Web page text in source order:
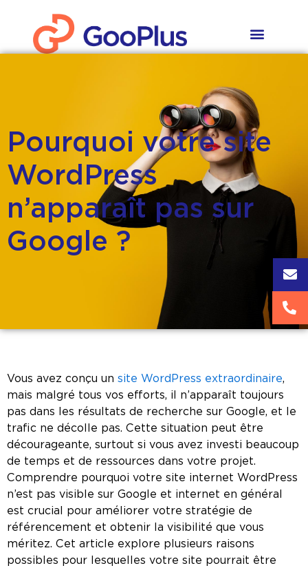
contenu
Pourquoi votre site
WordPress
n’apparaît pas sur
Google ?
Vous avez conçu un site WordPress extraordinaire,
mais malgré tous vos efforts, il n’apparaît toujours
pas dans les résultats de recherche sur Google, et le
trafic ne décolle pas. Cette situation peut être
décourageante, surtout si vous avez investi beaucoup
de temps et de ressources dans votre projet.
Comprendre pourquoi votre site internet WordPress
n’est pas visible sur Google et internet en général
est crucial pour améliorer votre stratégie de
référencement et obtenir la visibilité que vous
méritez. Cet article explore plusieurs raisons
possibles pour lesquelles votre site pourrait être